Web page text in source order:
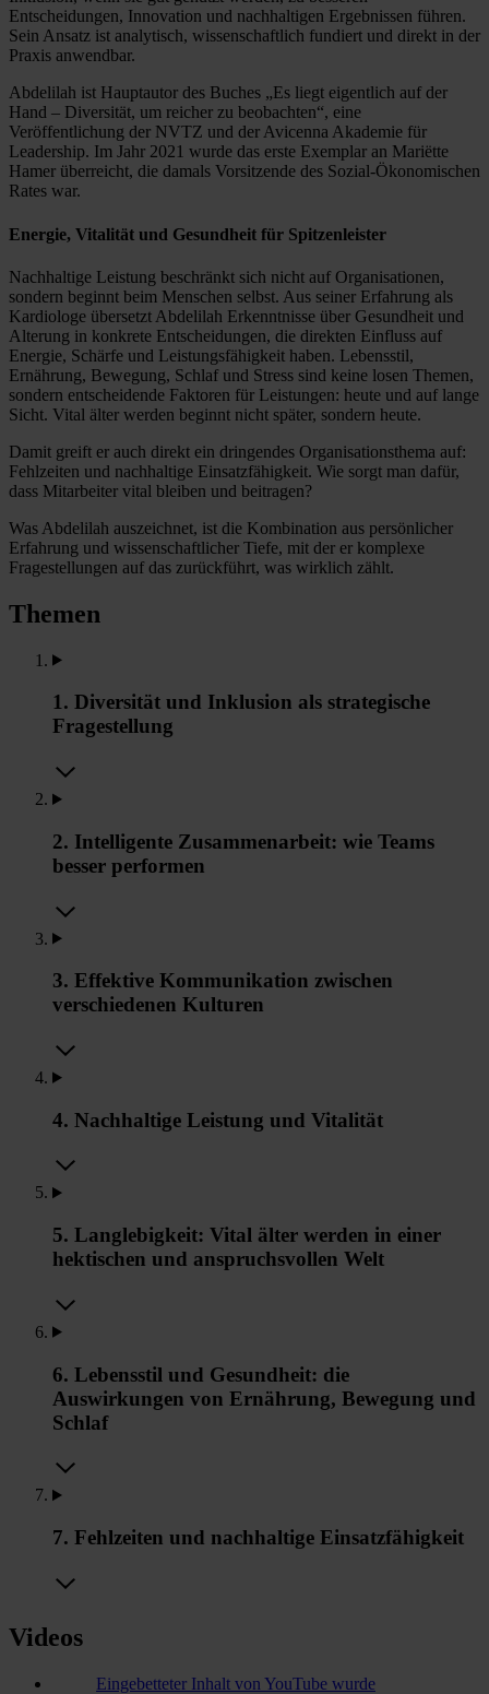
Entscheidungen, Innovation und nachhaltigen Ergebnissen führen.
Sein Ansatz ist analytisch, wissenschaftlich fundiert und direkt in der
Praxis anwendbar.
Abdelilah ist Hauptautor des Buches „Es liegt eigentlich auf der
Hand – Diversität, um reicher zu beobachten“, eine
Veröffentlichung der NVTZ und der Avicenna Akademie für
Leadership. Im Jahr 2021 wurde das erste Exemplar an Mariëtte
Hamer überreicht, die damals Vorsitzende des Sozial-Ökonomischen
Rates war.
Energie, Vitalität und Gesundheit für Spitzenleister
Nachhaltige Leistung beschränkt sich nicht auf Organisationen,
sondern beginnt beim Menschen selbst. Aus seiner Erfahrung als
Kardiologe übersetzt Abdelilah Erkenntnisse über Gesundheit und
Alterung in konkrete Entscheidungen, die direkten Einfluss auf
Energie, Schärfe und Leistungsfähigkeit haben. Lebensstil,
Ernährung, Bewegung, Schlaf und Stress sind keine losen Themen,
sondern entscheidende Faktoren für Leistungen: heute und auf lange
Sicht. Vital älter werden beginnt nicht später, sondern heute.
Damit greift er auch direkt ein dringendes Organisationsthema auf:
Fehlzeiten und nachhaltige Einsatzfähigkeit. Wie sorgt man dafür,
dass Mitarbeiter vital bleiben und beitragen?
Was Abdelilah auszeichnet, ist die Kombination aus persönlicher
Erfahrung und wissenschaftlicher Tiefe, mit der er komplexe
Fragestellungen auf das zurückführt, was wirklich zählt.
Themen
1. Diversität und Inklusion als strategische
Fragestellung
2. Intelligente Zusammenarbeit: wie Teams
besser performen
3. Effektive Kommunikation zwischen
verschiedenen Kulturen
4. Nachhaltige Leistung und Vitalität
5. Langlebigkeit: Vital älter werden in einer
hektischen und anspruchsvollen Welt
6. Lebensstil und Gesundheit: die
Auswirkungen von Ernährung, Bewegung und
Schlaf
7. Fehlzeiten und nachhaltige Einsatzfähigkeit
Videos
Eingebetteter Inhalt von YouTube wurde